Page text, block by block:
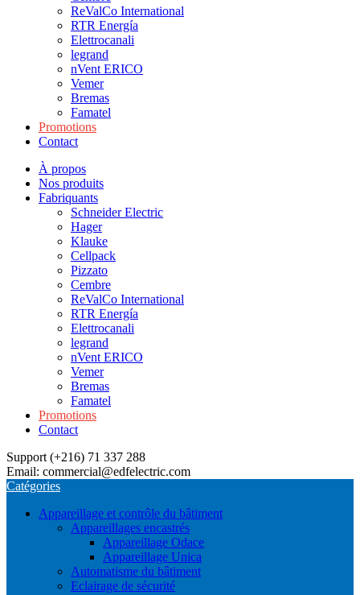
ReValCo International
RTR Energía
Elettrocanali
legrand
nVent ERICO
Vemer
Bremas
Famatel
Promotions
Contact
À propos
Nos produits
Fabriquants
Schneider Electric
Hager
Klauke
Cellpack
Pizzato
Cembre
ReValCo International
RTR Energía
Elettrocanali
legrand
nVent ERICO
Vemer
Bremas
Famatel
Promotions
Contact
Support (+216) 71 337 288
Email: commercial@edfelectric.com
Catégories
Appareillage et contrôle du bâtiment
Appareillages encastrés
Appareillage Odace
Appareillage Unica
Automatisme du bâtiment
Eclairage de sécurité